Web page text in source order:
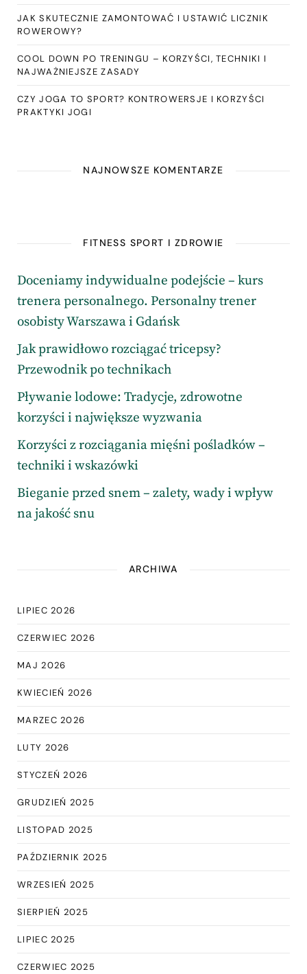
JAK SKUTECZNIE ZAMONTOWAĆ I USTAWIĆ LICZNIK
ROWEROWY?
COOL DOWN PO TRENINGU – KORZYŚCI, TECHNIKI I
NAJWAŻNIEJSZE ZASADY
CZY JOGA TO SPORT? KONTROWERSJE I KORZYŚCI
PRAKTYKI JOGI
NAJNOWSZE KOMENTARZE
FITNESS SPORT I ZDROWIE
Doceniamy indywidualne podejście – kurs
trenera personalnego. Personalny trener
osobisty Warszawa i Gdańsk
Jak prawidłowo rozciągać tricepsy?
Przewodnik po technikach
Pływanie lodowe: Tradycje, zdrowotne
korzyści i największe wyzwania
Korzyści z rozciągania mięśni pośladków –
techniki i wskazówki
Bieganie przed snem – zalety, wady i wpływ
na jakość snu
ARCHIWA
LIPIEC 2026
CZERWIEC 2026
MAJ 2026
KWIECIEŃ 2026
MARZEC 2026
LUTY 2026
STYCZEŃ 2026
GRUDZIEŃ 2025
LISTOPAD 2025
PAŹDZIERNIK 2025
WRZESIEŃ 2025
SIERPIEŃ 2025
LIPIEC 2025
CZERWIEC 2025